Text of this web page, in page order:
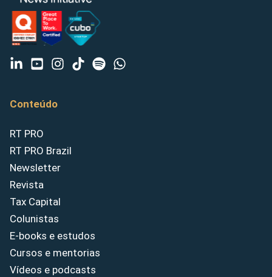
Conteúdo
RT PRO
RT PRO Brazil
Newsletter
Revista
Tax Capital
Colunistas
E-books e estudos
Cursos e mentorias
Vídeos e podcasts